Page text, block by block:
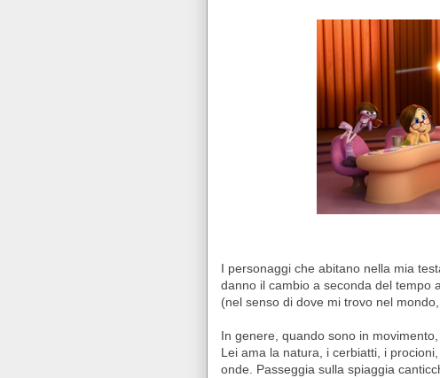
I personaggi che abitano nella mia
danno il cambio a seconda del tempo
(nel senso di dove mi trovo nel
In genere, quando sono in
Lei ama la natura, i cerbiatti, i
onde. Passeggia sulla spiaggia